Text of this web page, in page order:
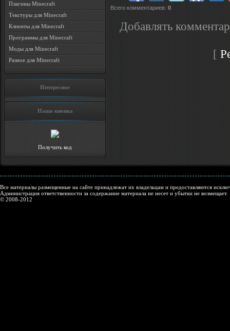
Плагины Minecraft
Текстуры для Minecraft
Клиенты для Minecraft
Программы для Minecraft
Моды для Minecraft
Разное для Minecraft
Интересное
Наша кнопка
Получить код
Всего комментариев: 0
Добавлять
[
Все материалы размещенные на сайте принадлежат их владельцам и предоставляются
Администрация ответственности за содержание материала не несет и убытки не возмещает.
© 2008-2012